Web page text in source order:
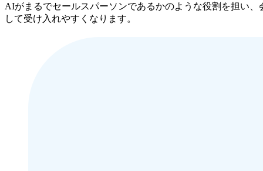
AIがまるでセールスパーソンであるかのような役割を担い
して受け入れやすくなります。